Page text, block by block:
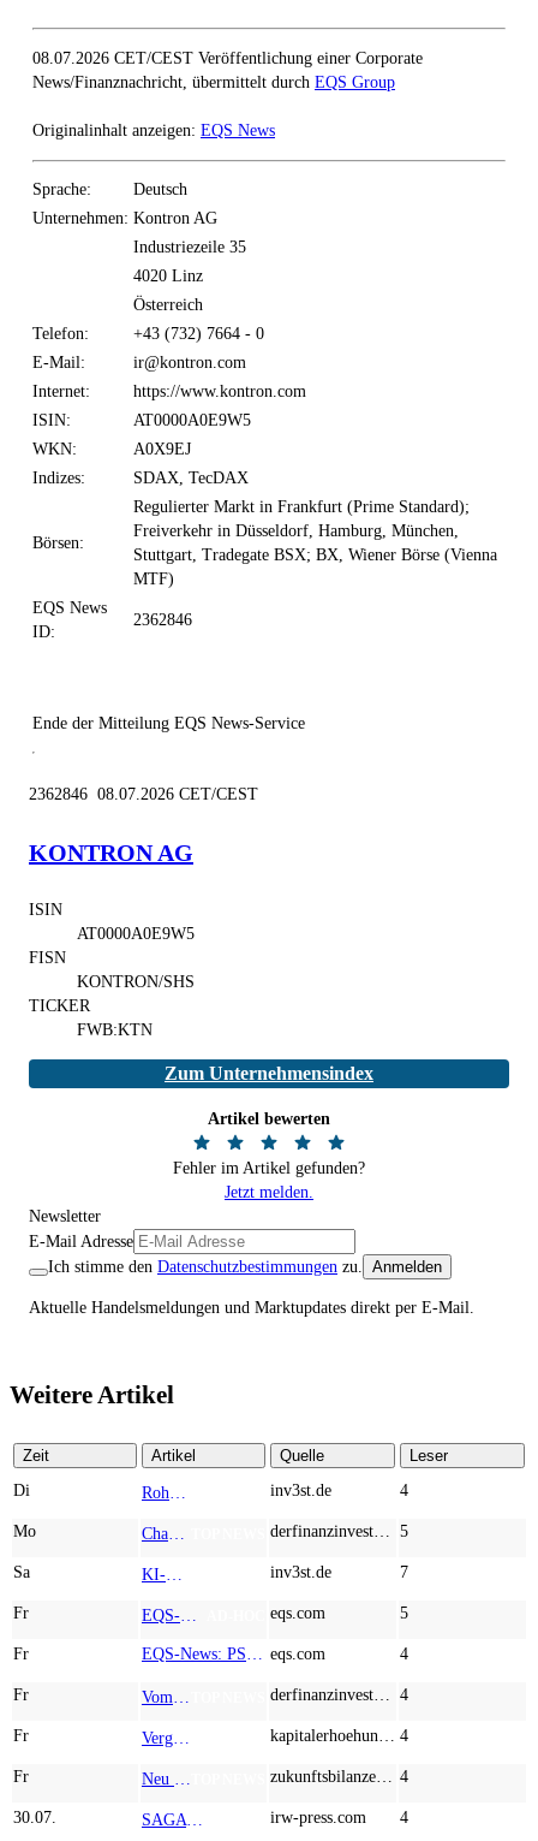
08.07.2026 CET/CEST Veröffentlichung einer Corporate
News/Finanznachricht, übermittelt durch EQS Group
Originalinhalt anzeigen: EQS News
Sprache:
Deutsch
Unternehmen: Kontron AG
Industriezeile 35
4020 Linz
Österreich
Telefon:
+43 (732) 7664 - 0
E-Mail:
ir@kontron.com
Internet:
https://www.kontron.com
ISIN:
AT0000A0E9W5
WKN:
A0X9EJ
Indizes:
SDAX, TecDAX
Börsen:
Regulierter Markt in Frankfurt (Prime Standard);
Freiverkehr in Düsseldorf, Hamburg, München,
Stuttgart, Tradegate BSX; BX, Wiener Börse (Vienna
MTF)
EQS News
ID:
2362846
Ende der Mitteilung EQS News-Service
2362846 08.07.2026 CET/CEST
KONTRON AG
ISIN
AT0000A0E9W5
FISN
KONTRON/SHS
TICKER
FWB:KTN
Zum Unternehmensindex
Artikel bewerten
Fehler im Artikel gefunden?
Jetzt melden.
Newsletter
E-Mail Adresse
Ich stimme den Datenschutzbestimmungen zu. Anmelden
Aktuelle Handelsmeldungen und Marktupdates direkt per E-Mail.
Weitere Artikel
Zeit Artikel Quelle
Leser
Di
inv3st.de 4
Mo 5
Sa inv3st.de 7
Fr eqs.com 5
Fr eqs.com 4
Fr 4
Fr 4
Fr 4
30.07. irw-press.com 4